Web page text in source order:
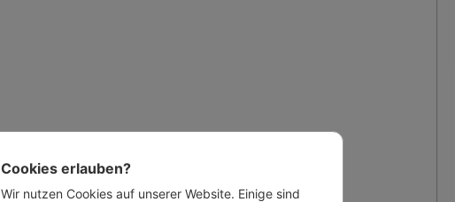
Cookies erlauben?
Wir nutzen Cookies auf unserer Website. Einige sind